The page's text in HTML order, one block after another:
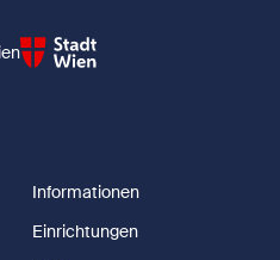
Informationen
Einrichtungen